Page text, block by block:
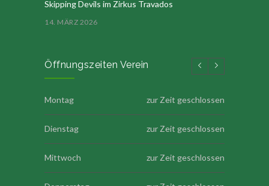
Skipping Devils im Zirkus Travados
14. MÄRZ 2026
Öffnungszeiten Verein
Montag zur Zeit geschlossen
Dienstag zur Zeit geschlossen
Mittwoch zur Zeit geschlossen